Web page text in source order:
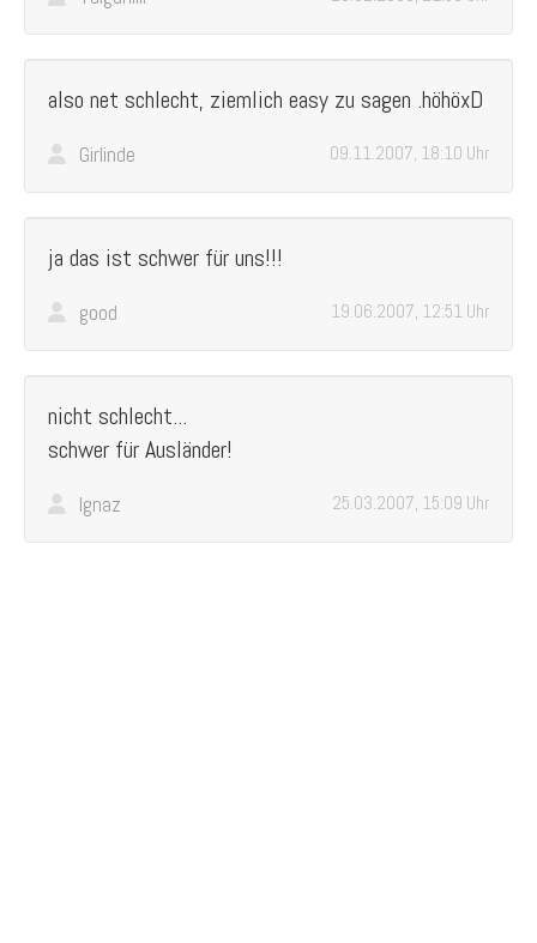
also net schlecht, ziemlich easy zu sagen .höhöxD
Girlinde 09.11.2007, 18:10 Uhr
ja das ist schwer für uns!!!
good 19.06.2007, 12:51 Uhr
nicht schlecht...
schwer für Ausländer!
Ignaz 25.03.2007, 15:09 Uhr